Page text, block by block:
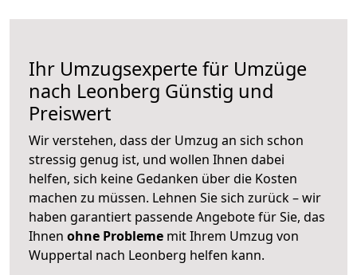
Ihr Umzugsexperte für Umzüge
nach Leonberg Günstig und
Preiswert
Wir verstehen, dass der Umzug an sich schon
stressig genug ist, und wollen Ihnen dabei
helfen, sich keine Gedanken über die Kosten
machen zu müssen. Lehnen Sie sich zurück – wir
haben garantiert passende Angebote für Sie, das
Ihnen ohne Probleme mit Ihrem Umzug von
Wuppertal nach Leonberg helfen kann.